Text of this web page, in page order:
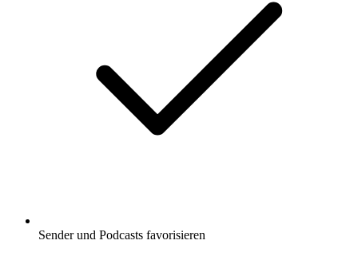
Sender und Podcasts favorisieren